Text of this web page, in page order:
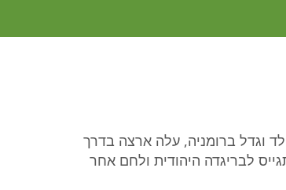
וגדל ברומניה, עלה ארצה בדרך
לבריגדה היהודית ולחם אחר